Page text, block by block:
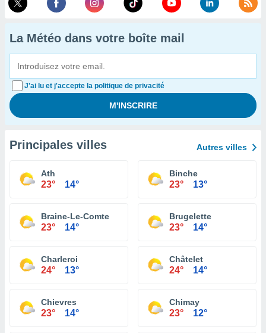
La Météo dans votre boîte mail
J'ai lu et j'accepte la politique de privacité
Principales villes Autres villes
Ath
23° 14°
Binche
23° 13°
Braine-Le-Comte
23° 14°
Brugelette
23° 14°
Charleroi
24° 13°
Châtelet
24° 14°
Chievres
23° 14°
Chimay
23° 12°